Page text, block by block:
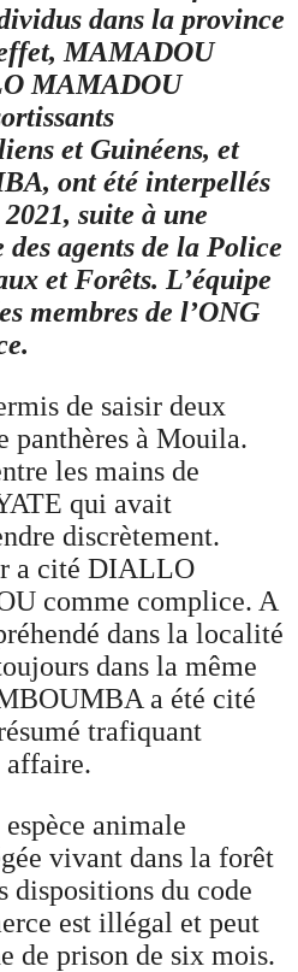
dans la province
MAMADOU
MAMADOU
et Guinéens, et
ont été interpellés
suite à une
agents de la Police
et Forêts. L’équipe
membres de l’ONG
de saisir deux
panthères à Mouila.
les mains de
qui avait
discrètement.
a cité DIALLO
comme complice. A
dans la localité
dans la même
a été cité
trafiquant
affaire.
animale
vivant dans la forêt
dispositions du code
est illégal et peut
de prison de six mois.